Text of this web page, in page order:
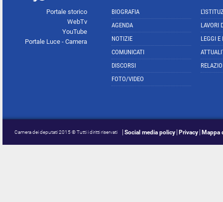
Portale storico
WebTv
YouTube
Portale Luce - Camera
BIOGRAFIA
AGENDA
NOTIZIE
COMUNICATI
DISCORSI
FOTO/VIDEO
LAVORI
LEGGI E
Camera dei deputati 2015 © Tutti i diritti riservati Social media policy Privacy Mappa